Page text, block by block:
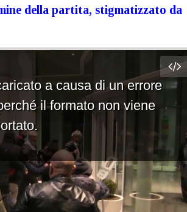
della partita, stigmatizzato da